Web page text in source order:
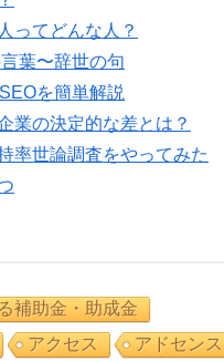
ってどんな人？
葉〜辞世の句
を簡単解説
業の決定的な差とは？
率世論調査をやってみた
補助金・助成金
アクセス
アドセンス